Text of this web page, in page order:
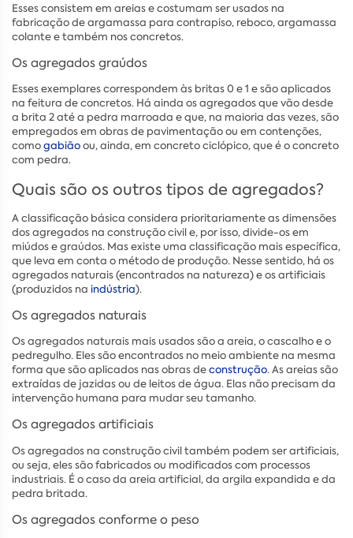
Esses consistem em areias e costumam ser usados na
fabricação de argamassa para contrapiso, reboco, argamassa
colante e também nos concretos.
Os agregados graúdos
Esses exemplares correspondem às britas 0 e 1 e são aplicados
na feitura de concretos. Há ainda os agregados que vão desde
a brita 2 até a pedra marroada e que, na maioria das vezes, são
empregados em obras de pavimentação ou em contenções,
comogabiãoou, ainda, em concreto ciclópico, que é o concreto
com pedra.
Quais são os outros tipos de agregados?
A classificação básica considera prioritariamente as dimensões
dos agregados na construção civil e, por isso, divide-os em
miúdos e graúdos. Mas existe uma classificação mais específica,
que leva em conta o método de produção. Nesse sentido, há os
agregados naturais (encontrados na natureza) e os artificiais
(produzidos na indústria).
Os agregados naturais
Os agregados naturais mais usados são a areia, o cascalho e o
pedregulho. Eles são encontrados no meio ambiente na mesma
forma que são aplicados nas obras deconstrução. As areias são
extraídas de jazidas ou de leitos de água. Elas não precisam da
intervenção humana para mudar seu tamanho.
Os agregados artificiais
Os agregados na construção civil também podem ser artificiais,
ou seja, eles são fabricados ou modificados com processos
industriais. É o caso da areia artificial, da argila expandida e da
pedra britada.
Os agregados conforme o peso